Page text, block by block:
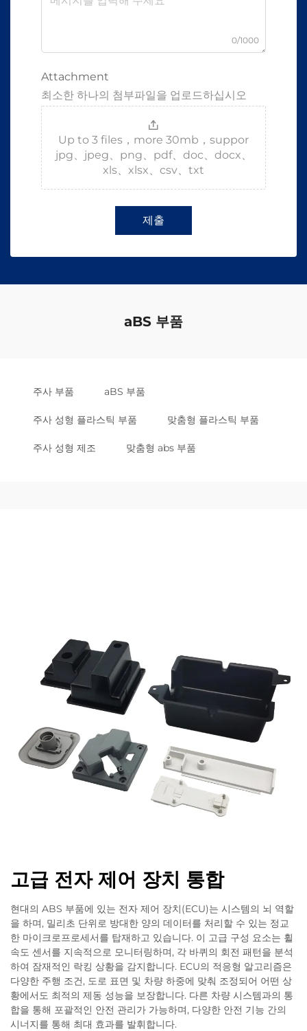
0/1000
Attachment
최소한 하나의 첨부파일을 업로드하십시오
Up to 3 files，more 30mb，suppor
jpg、jpeg、png、pdf、doc、docx、
xls、xlsx、csv、txt
제출
aBS 부품
주사 부품 aBS 부품
주사 성형 플라스틱 부품 맞춤형 플라스틱 부품
주사 성형 제조 맞춤형 abs 부품
고급 전자 제어 장치 통합
현대의 ABS 부품에 있는 전자 제어 장치(ECU)는 시스템의 뇌 역할
을 하며, 밀리초 단위로 방대한 양의 데이터를 처리할 수 있는 정교
한 마이크로프로세서를 탑재하고 있습니다. 이 고급 구성 요소는 휠
속도 센서를 지속적으로 모니터링하며, 각 바퀴의 회전 패턴을 분석
하여 잠재적인 락킹 상황을 감지합니다. ECU의 적응형 알고리즘은
다양한 주행 조건, 도로 표면 및 차량 하중에 맞춰 조정되어 어떤 상
황에서도 최적의 제동 성능을 보장합니다. 다른 차량 시스템과의 통
합을 통해 포괄적인 안전 관리가 가능하며, 다양한 안전 기능 간의
시너지를 통해 최대 효과를 발휘합니다.